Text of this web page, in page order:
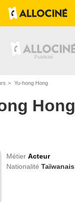
Yu-hong Hong
Hong
MétierActeur
NationalitéTaïwanais